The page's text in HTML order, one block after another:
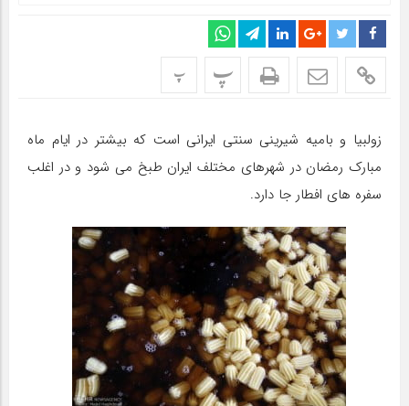
پ پ
زولبیا و بامیه شیرینی سنتی ایرانی است که بیشتر در ایام ماه
مبارک رمضان در شهرهای مختلف ایران طبخ می شود و در اغلب
سفره های افطار جا دارد.